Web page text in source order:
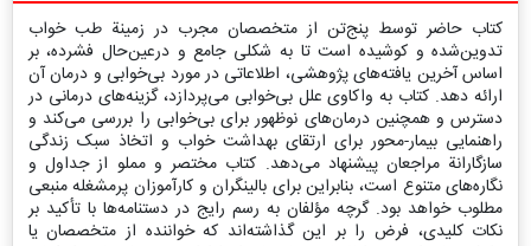
کتاب حاضر توسط پنج‌تن از متخصصان مجرب در زمینة طب خواب
تدوین‌شده و کوشیده است تا به شکلی جامع و درعین‌حال فشرده، بر
اساس آخرین یافته‌های پژوهشی، اطلاعاتی در مورد بی‌خوابی و درمان آن
ارائه دهد. کتاب به واکاوی علل بی‌خوابی می‌پردازد، گزینه‌های درمانی در
دسترس و همچنین درمان‌های نوظهور برای بی‌خوابی را بررسی می‌کند و
راهنمایی بیمار-محور برای ارتقای بهداشت خواب و اتخاذ سبک زندگی
سازگارانة مراجعان پیشنهاد می‌دهد. کتاب مختصر و مملو از جداول و
نگاره‌های متنوع است، بنابراین برای بالینگران و کارآموزان پرمشغله منبعی
مطلوب خواهد بود. گرچه مؤلفان به رسم رایج در دستنامه‌ها با تأکید بر
نکات کلیدی، فرض را بر این گذاشته‌اند که خواننده از متخصصان یا